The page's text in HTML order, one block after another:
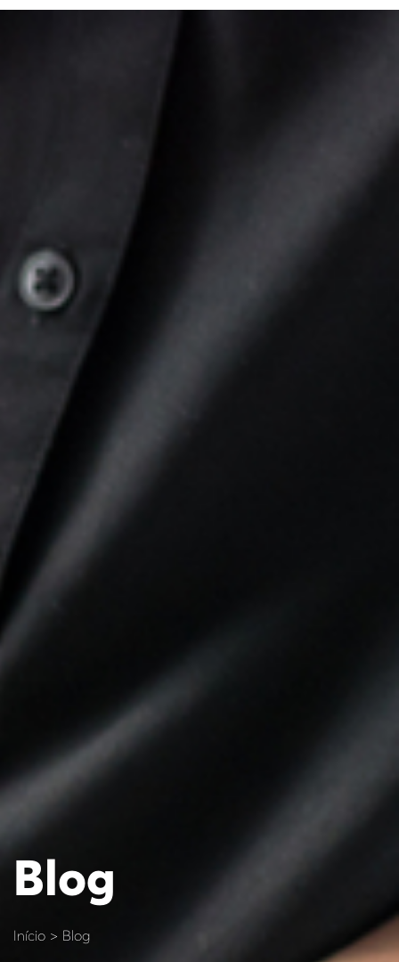
Blog
Início > Blog